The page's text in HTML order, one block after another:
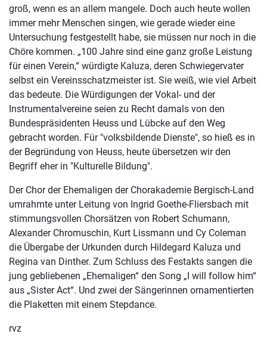
groß, wenn es an allem mangele. Doch auch heute wollen
immer mehr Menschen singen, wie gerade wieder eine
Untersuchung festgestellt habe, sie müssen nur noch in die
Chöre kommen. „100 Jahre sind eine ganz große Leistung
für einen Verein,“ würdigte Kaluza, deren Schwiegervater
selbst ein Vereinsschatzmeister ist. Sie weiß, wie viel Arbeit
das bedeute. Die Würdigungen der Vokal- und der
Instrumentalvereine seien zu Recht damals von den
Bundespräsidenten Heuss und Lübcke auf den Weg
gebracht worden. Für "volksbildende Dienste", so hieß es in
der Begründung von Heuss, heute übersetzen wir den
Begriff eher in "Kulturelle Bildung".
Der Chor der Ehemaligen der Chorakademie Bergisch-Land
umrahmte unter Leitung von Ingrid Goethe-Fliersbach mit
stimmungsvollen Chorsätzen von Robert Schumann,
Alexander Chromuschin, Kurt Lissmann und Cy Coleman
die Übergabe der Urkunden durch Hildegard Kaluza und
Regina van Dinther. Zum Schluss des Festakts sangen die
jung gebliebenen „Ehemaligen“ den Song „I will follow him“
aus „Sister Act“. Und zwei der Sängerinnen ornamentierten
die Plaketten mit einem Stepdance.
rvz